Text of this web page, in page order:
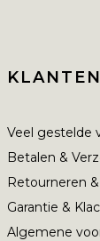
Veel gestelde
Betalen &
Retourneren
Garantie &
Algemene